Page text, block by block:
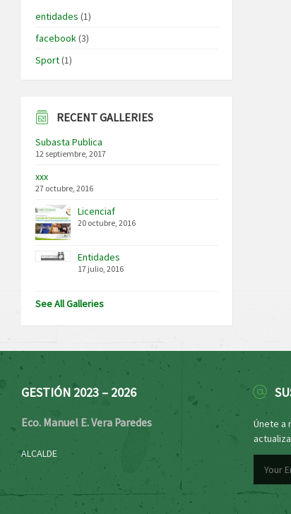
entidades (1)
facebook(3)
Sport(1)
RECENT GALLERIES
Subasta Publica
12 septiembre, 2017
xxx
27 octubre, 2016
Licenciaf
20 octubre, 2016
Entidades
17 julio, 2016
See All Galleries
GESTIÓN 2023 – 2026
Eco. Manuel E. Vera Paredes
ALCALDE
Únete a